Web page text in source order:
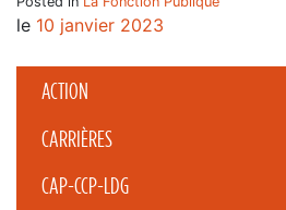
ACTION
CARRIÈRES
CAP-CCP-LDG
le 10 janvier 2023